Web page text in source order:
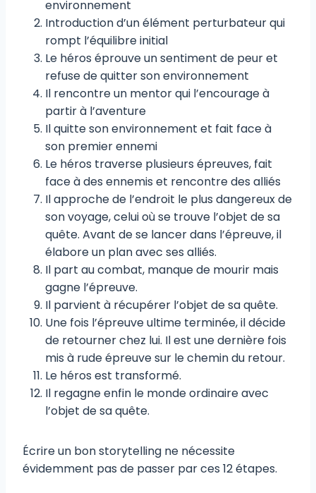
environnement
Introduction d’un élément perturbateur qui
rompt l’équilibre initial
Le héros éprouve un sentiment de peur et
refuse de quitter son environnement
Il rencontre un mentor qui l’encourage à
partir à l’aventure
Il quitte son environnement et fait face à
son premier ennemi
Le héros traverse plusieurs épreuves, fait
face à des ennemis et rencontre des alliés
Il approche de l’endroit le plus dangereux de
son voyage, celui où se trouve l’objet de sa
quête. Avant de se lancer dans l’épreuve, il
élabore un plan avec ses alliés.
Il part au combat, manque de mourir mais
gagne l’épreuve.
Il parvient à récupérer l’objet de sa quête.
Une fois l’épreuve ultime terminée, il décide
de retourner chez lui. Il est une dernière fois
mis à rude épreuve sur le chemin du retour.
Le héros est transformé.
Il regagne enfin le monde ordinaire avec
l’objet de sa quête.
Écrire un bon storytelling ne nécessite
évidemment pas de passer par ces 12 étapes.